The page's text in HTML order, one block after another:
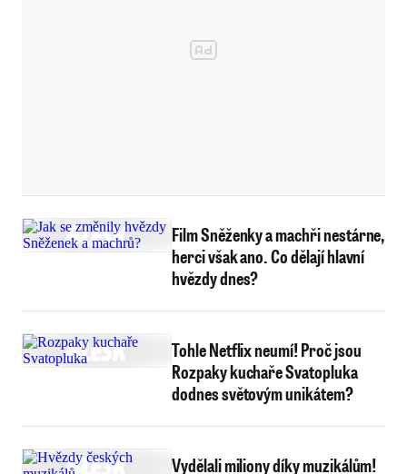
Film Sněženky a machři nestárne,
herci však ano. Co dělají hlavní
hvězdy dnes?
Tohle Netflix neumí! Proč jsou
Rozpaky kuchaře Svatopluka
dodnes světovým unikátem?
Vydělali miliony díky muzikálům!